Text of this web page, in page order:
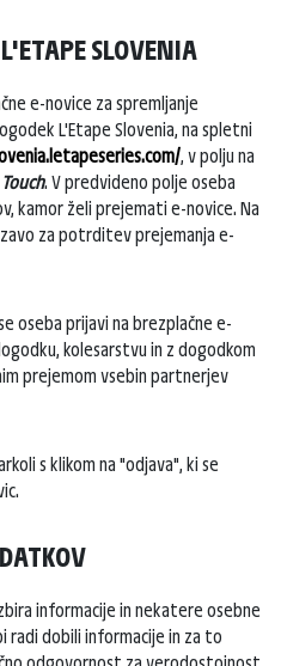
SLOVENIA
e-novice za spremljanje
L'Etape Slovenia, na spletni
, v polju na
. V predvideno polje oseba
kamor želi prejemati e-novice. Na
za potrditev prejemanja e-
oseba prijavi na brezplačne e-
kolesarstvu in z dogodkom
prejemom vsebin partnerjev
s klikom na "odjava", ki se
informacije in nekatere osebne
radi dobili informacije in za to